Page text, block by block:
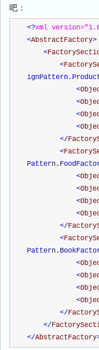
吧：
<?xml
<AbstractFactory>
<
<
<
<
<
<
</
<
<
<
<
<
</
<
<
<
<
<
</
</
</AbstractFactory